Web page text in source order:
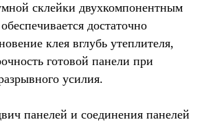
склейки двухкомпонентным
достаточно
клея вглубь утеплителя,
готовой панели при
усилия.
панелей и соединения панелей